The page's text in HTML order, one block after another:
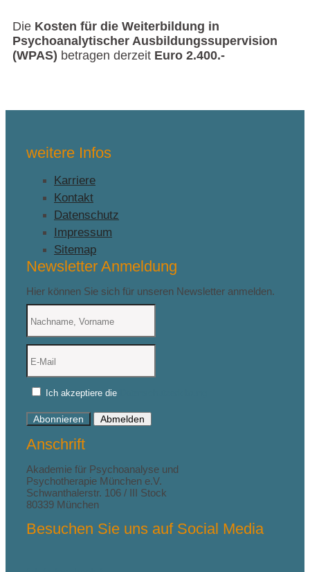
Die Kosten für die Weiterbildung in
Psychoanalytischer Ausbildungssupervision
(WPAS) betragen derzeit Euro 2.400.-
weitere Infos
Karriere
Kontakt
Datenschutz
Impressum
Sitemap
Newsletter Anmeldung
Hier können Sie sich für unseren Newsletter anmelden.
Ich akzeptiere die
Abonnieren Abmelden
Anschrift
Akademie für Psychoanalyse und
Psychotherapie München e.V.
Schwanthalerstr. 106 / III Stock
80339 München
Besuchen Sie uns auf Social Media